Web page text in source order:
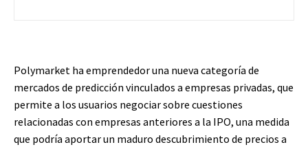
Polymarket ha emprendedor una nueva categoría de
mercados de predicción vinculados a empresas privadas, que
permite a los usuarios negociar sobre cuestiones
relacionadas con empresas anteriores a la IPO, una medida
que podría aportar un maduro descubrimiento de precios a